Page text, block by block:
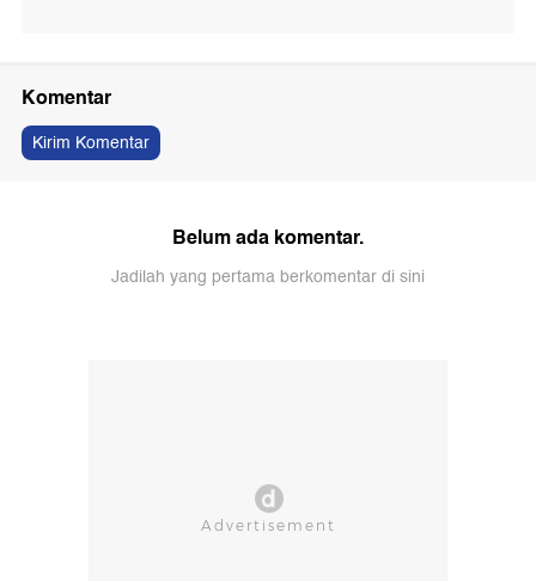
Komentar
Kirim Komentar
Belum ada komentar.
Jadilah yang pertama berkomentar di sini